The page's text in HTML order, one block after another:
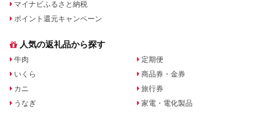
マイナビふるさと納税
ポイント還元キャンペーン
人気の返礼品から探す
牛肉
いくら
カニ
うなぎ
定期便
商品券・金券
旅行券
家電・電化製品